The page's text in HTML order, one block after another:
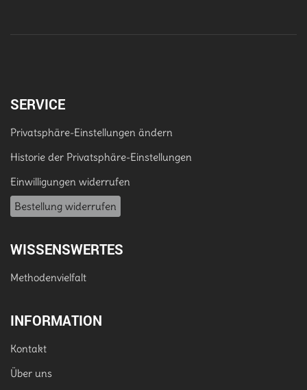
SERVICE
Privatsphäre-Einstellungen ändern
Historie der Privatsphäre-Einstellungen
Einwilligungen widerrufen
Bestellung widerrufen
WISSENSWERTES
Methodenvielfalt
INFORMATION
Kontakt
Über uns